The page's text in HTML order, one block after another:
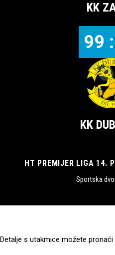
KK
99
KK
HT PREMIJER LIGA 14.
Sportska
Detalje s utakmice možete pronaći